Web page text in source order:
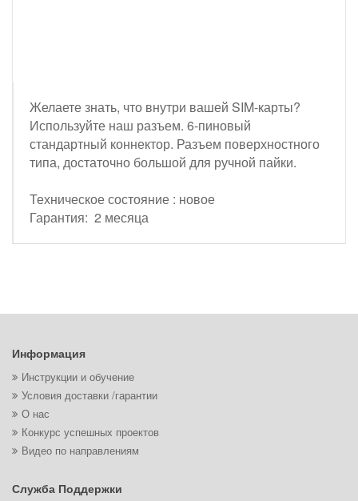
Желаете знать, что внутри вашей SIM-карты?
Используйте наш разъем. 6-пиновый
стандартный коннектор. Разъем поверхностного
типа, достаточно большой для ручной пайки.
Техническое состояние : новое
Гарантия: 2 месяца
Информация
Инструкции и обучение
Условия доставки /гарантии
О нас
Конкурс успешных проектов
Видео по направлениям
Служба Поддержки